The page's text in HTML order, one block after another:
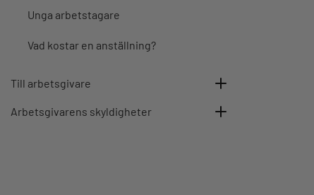
Unga arbetstagare
Vad kostar en anställning?
Till arbetsgivare
Arbetsgivarens skyldigheter